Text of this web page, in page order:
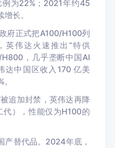
例为22%；2021年约45
长。
府正式把A100/H100列
英伟达火速推出“特供
，几乎垄断中国AI
达中国区收入170 亿美
追加封禁，英伟达再降
），性能仅为H100的
产替代品。2024年底，